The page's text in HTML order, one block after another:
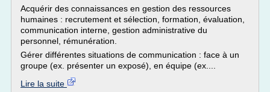
Acquérir des connaissances en gestion des ressources
humaines : recrutement et sélection, formation, évaluation,
communication interne, gestion administrative du
personnel, rémunération.
Gérer différentes situations de communication : face à un
groupe (ex. présenter un exposé), en équipe (ex....
Lire la suite